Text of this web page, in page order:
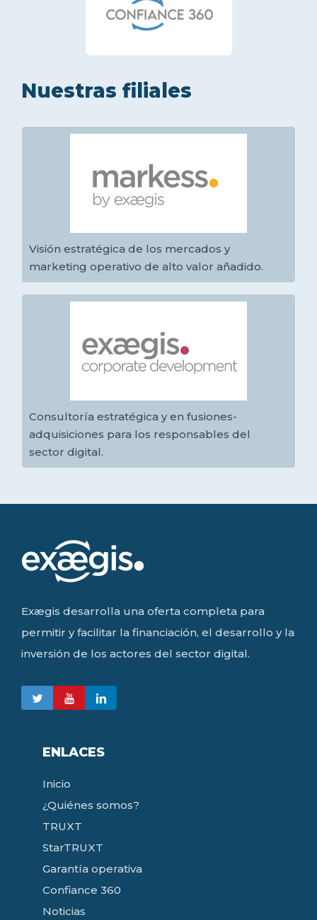
Nuestras filiales
Visión estratégica de los mercados y
marketing operativo de alto valor añadido.
Consultoría estratégica y en fusiones-
adquisiciones para los responsables del
sector digital.
Exægis desarrolla una oferta completa para
permitir y facilitar la financiación, el desarrollo y la
inversión de los actores del sector digital.
ENLACES
Inicio
¿Quiénes somos?
TRUXT
StarTRUXT
Garantía operativa
Confiance 360
Noticias